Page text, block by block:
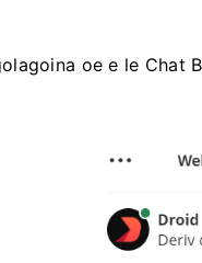
oe e le Chat